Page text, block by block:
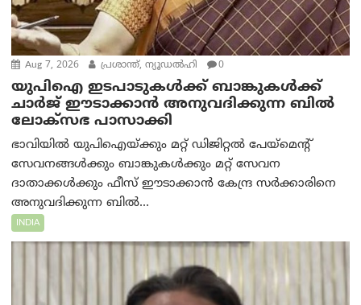
Aug 7, 2026 പ്രശാന്ത്, ന്യൂഡല്‍ഹി 0
യുപിഐ ഇടപാടുകൾക്ക് ബാങ്കുകൾക്ക്
ചാർജ് ഈടാക്കാൻ അനുവദിക്കുന്ന ബിൽ
ലോക്‌സഭ പാസാക്കി
ഭാവിയിൽ യുപിഐയ്ക്കും മറ്റ് ഡിജിറ്റൽ പേയ്‌മെന്റ്
സേവനങ്ങൾക്കും ബാങ്കുകൾക്കും മറ്റ് സേവന
ദാതാക്കൾക്കും ഫീസ് ഈടാക്കാൻ കേന്ദ്ര സർക്കാരിനെ
അനുവദിക്കുന്ന ബിൽ...
INDIA